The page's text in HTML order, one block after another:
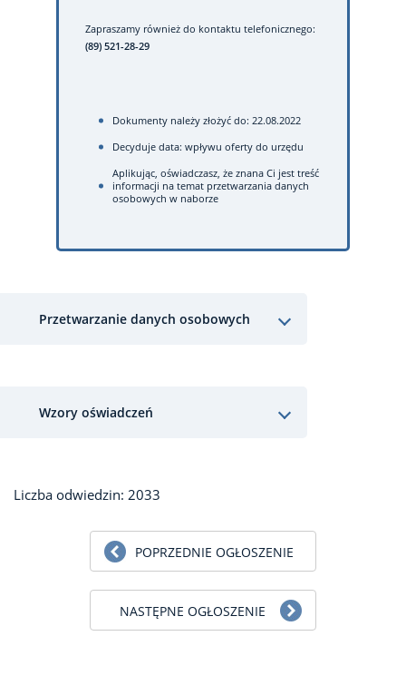
Zapraszamy również do kontaktu telefonicznego:
(89) 521-28-29
Dokumenty należy złożyć do: 22.08.2022
Decyduje data: wpływu oferty do urzędu
Aplikując, oświadczasz, że znana Ci jest treść
informacji na temat przetwarzania danych
osobowych w naborze
Przetwarzanie danych osobowych
Wzory oświadczeń
Liczba odwiedzin: 2033
POPRZEDNIE OGŁOSZENIE
NASTĘPNE OGŁOSZENIE